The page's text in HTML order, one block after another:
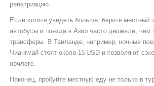
репатриацию.
Если хотите увидеть больше, берите местный
автобусы и поезда в Азии часто дешевле, чем
трансферы. В Таиланде, например, ночные
Чиангмай стоят около 15 USD и позволяют
ночлеге.
Наконец, пробуйте местную еду не только в